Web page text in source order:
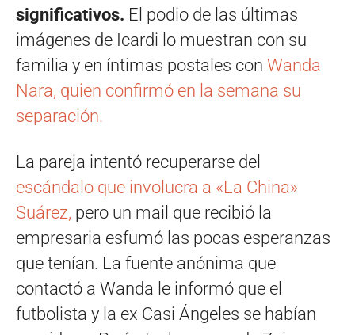
significativos. El podio de las últimas
imágenes de Icardi lo muestran con su
familia y en íntimas postales con Wanda
Nara, quien confirmó en la semana su
separación.
La pareja intentó recuperarse del
escándalo que involucra a «La China»
Suárez, pero un mail que recibió la
empresaria esfumó las pocas esperanzas
que tenían. La fuente anónima que
contactó a Wanda le informó que el
futbolista y la ex Casi Ángeles se habían